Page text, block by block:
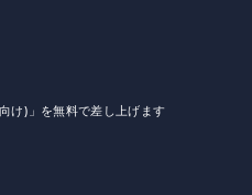
け)」を無料で差し上げます